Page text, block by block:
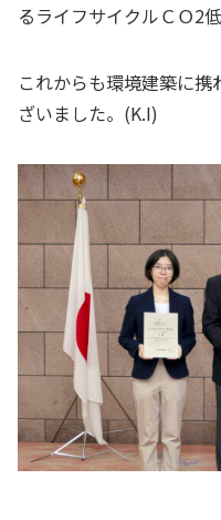
るライフサイクルＣＯ2
これからも環境建築に
ざいました。(K.I)